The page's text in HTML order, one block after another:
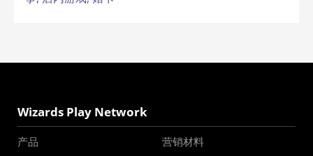
Wizards Play Network
产品
营销材料